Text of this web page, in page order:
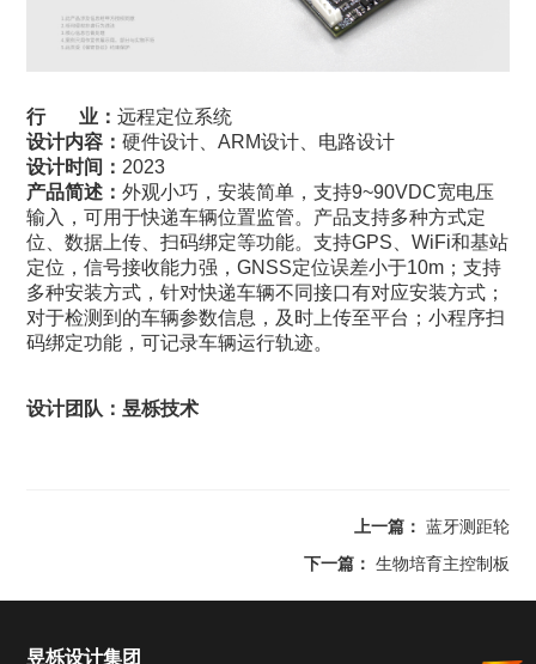
行 业：远程定位系统
设计内容：硬件设计、ARM设计、电路设计
设计时间： 2023
产品简述：外观小巧，安装简单，支持9~90VDC宽电压
输入，可用于快递车辆位置监管。产品支持多种方式定
位、数据上传、扫码绑定等功能。支持GPS、WiFi和基站
定位，信号接收能力强，GNSS定位误差小于10m；支持
多种安装方式，针对快递车辆不同接口有对应安装方式；
对于检测到的车辆参数信息，及时上传至平台；小程序扫
码绑定功能，可记录车辆运行轨迹。
设计团队：昱栎技术
上一篇： 蓝牙测距轮
下一篇： 生物培育主控制板
昱栎设计集团